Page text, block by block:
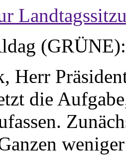
(GRÜNE):
Herr
die